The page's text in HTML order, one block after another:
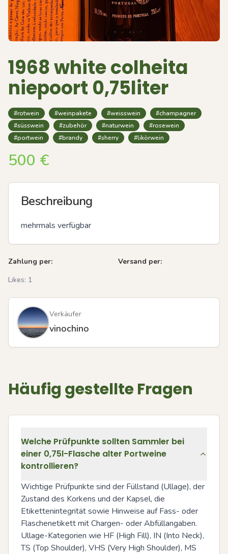
1968 white colheita
niepoort 0,75liter
#rotwein #weinpakete #weisswein
#champagner
#süsswein
#zubehör #naturwein
#rosewein
#portwein
#brandy #sherry #likörwein
500 €
Beschreibung
mehrmals verfügbar
Zahlung per:
Versand per:
Likes: 1
Verkäufer
vinochino
Häufig gestellte Fragen
Welche Prüfpunkte sollten Sammler bei
einer 0,75l-Flasche alter Portweine
kontrollieren?
Wichtige Prüfpunkte sind der Füllstand (Ullage), der
Zustand des Korkens und der Kapsel, die
Etikettenintegrität sowie Hinweise auf Fass- oder
Flaschenetikett mit Chargen- oder Abfüllangaben.
Ullage-Kategorien wie HF (High Fill), IN (Into Neck),
TS (Top Shoulder), VHS (Very High Shoulder), MS